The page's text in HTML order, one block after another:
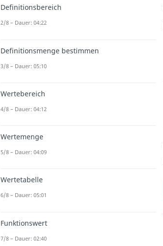
Definitionsbereich
2/8 – Dauer: 04:22
Definitionsmenge bestimmen
3/8 – Dauer: 05:10
Wertebereich
4/8 – Dauer: 04:12
Wertemenge
5/8 – Dauer: 04:09
Wertetabelle
6/8 – Dauer: 05:01
Funktionswert
7/8 – Dauer: 02:40